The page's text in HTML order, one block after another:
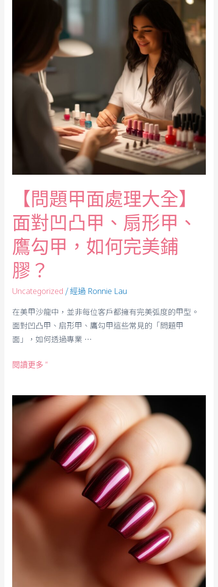
【問題甲面處理大全】
面對凹凸甲、扇形甲、
鷹勾甲，如何完美鋪
膠？
Uncategorized / 經過 Ronnie Lau
在美甲沙龍中，並非每位客戶都擁有完美弧度的甲型。
面對凹凸甲、扇形甲、鷹勾甲這些常見的「問題甲
面」，如何透過專業 …
閱讀更多 ”